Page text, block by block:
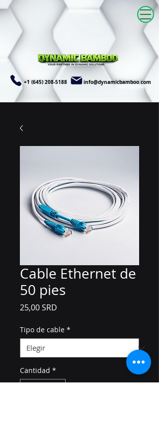
+1 (645) 208-5188 info@dynamicbamboo.com
Cable Ethernet de
50 pies
25,00 SRD
Tipo de cable *
Cantidad *